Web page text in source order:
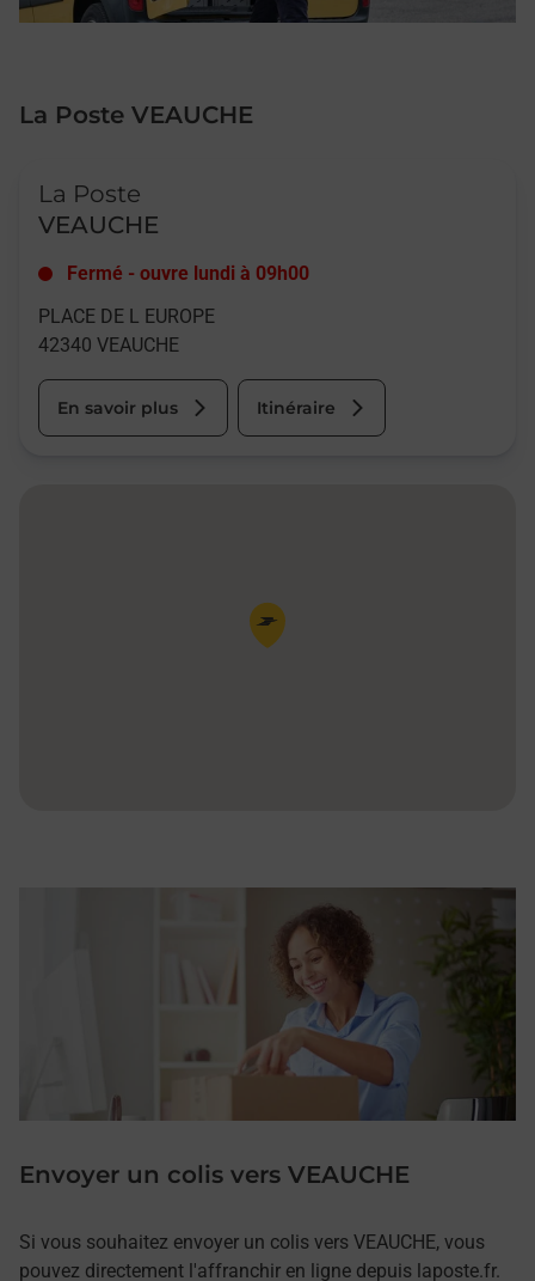
La Poste VEAUCHE
La Poste
VEAUCHE
Fermé - ouvre lundi à 09h00
PLACE DE L EUROPE
42340 VEAUCHE
En savoir plus Itinéraire
Pin de la carte
Envoyer un colis vers VEAUCHE
Si vous souhaitez envoyer un colis vers VEAUCHE, vous
pouvez directement l'affranchir en ligne depuis laposte.fr.